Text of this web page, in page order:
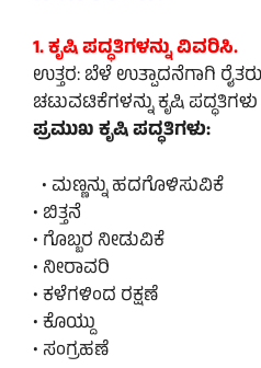
1. ಕೃಷಿ ಪದ್ಧತಿಗಳನ್ನು ವಿವರಿಸಿ.
ಉತ್ತರ: ಬೆಳೆ ಉತ್ಪಾದನೆಗಾಗಿ
ಚಟುವಟಿಕೆಗಳನ್ನು ಕೃಷಿ
ಪ್ರಮುಖ ಕೃಷಿ ಪದ್ಧತಿಗಳು:
• ಮಣ್ಣನ್ನು ಹದಗೊಳಿಸುವಿಕೆ
• ಬಿತ್ತನೆ
• ಗೊಬ್ಬರ ನೀಡುವಿಕೆ
• ನೀರಾವರಿ
• ಕಳೆಗಳಿಂದ ರಕ್ಷಣೆ
• ಕೊಯ್ದು
• ಸಂಗ್ರಹಣೆ